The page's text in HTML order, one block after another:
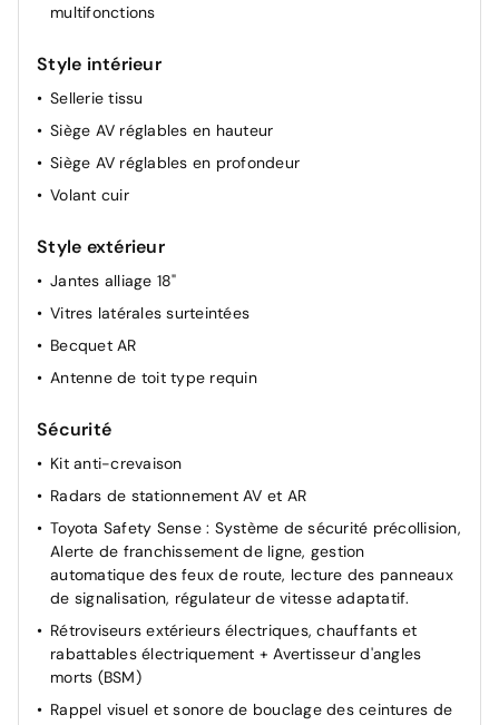
Vitres AR surteintées
Système de démarrage sans clé "Smart Start"
Rétroviseurs extérieurs avec rappel de clignotants
multifonctions
Style intérieur
Sellerie tissu
Siège AV réglables en hauteur
Siège AV réglables en profondeur
Volant cuir
Style extérieur
Jantes alliage 18"
Vitres latérales surteintées
Becquet AR
Antenne de toit type requin
Sécurité
Kit anti-crevaison
Radars de stationnement AV et AR
Toyota Safety Sense : Système de sécurité précollision,
Alerte de franchissement de ligne, gestion
automatique des feux de route, lecture des panneaux
de signalisation, régulateur de vitesse adaptatif.
Rétroviseurs extérieurs électriques, chauffants et
rabattables électriquement + Avertisseur d'angles
morts (BSM)
Rappel visuel et sonore de bouclage des ceintures de